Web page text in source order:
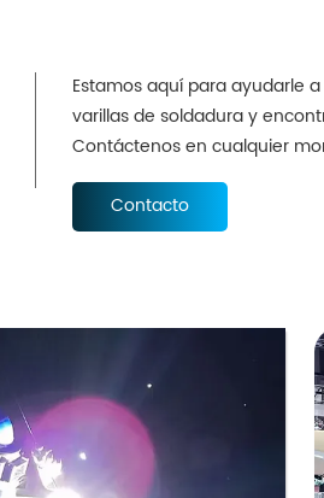
Estamos aquí para ayudarle
varillas de soldadura y
Contáctenos en cualquier
Contacto